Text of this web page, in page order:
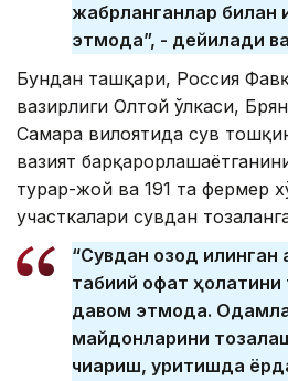
жабрланганлар
этмоқда”, - дейилади
Бундан ташқари, Россия
вазирлиги Олтой ўлкаси,
Самара вилоятида сув
вазият
турар-жой ва 191 та фермер
участкалари сувдан
“Сувдан озод
табиий офат
давом этмоқда.
майдонларини
чиқариш, қуритишда